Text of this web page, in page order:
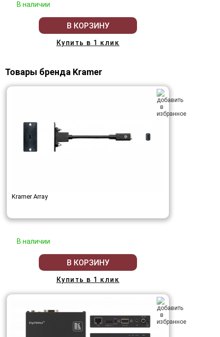
В наличии
В КОРЗИНУ
Купить в 1 клик
Товары бренда Kramer
Kramer Array
В наличии
В КОРЗИНУ
Купить в 1 клик